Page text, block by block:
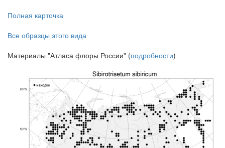
Полная карточка
Все образцы этого вида
Материалы "Атласа флоры России" (подробности)